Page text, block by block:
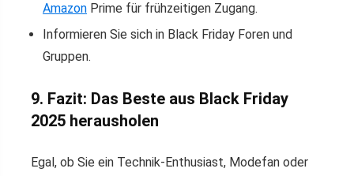
Amazon Prime für frühzeitigen Zugang.
Informieren Sie sich in Black Friday Foren und
Gruppen.
9. Fazit: Das Beste aus Black Friday
2025 herausholen
Egal, ob Sie ein Technik-Enthusiast, Modefan oder